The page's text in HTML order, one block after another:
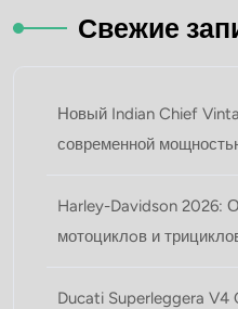
Свежие
Новый Indian Chief
современной
Harley-Davidson 2026:
мотоциклoв и
Ducati Superleggera V4